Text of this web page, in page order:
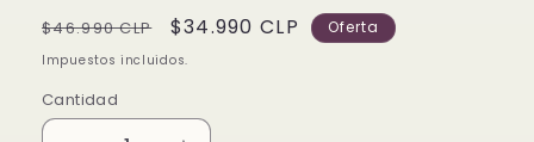
Precio
habitual
$46.990 CLP
Precio
de
$34.990 CLP Oferta
Impuestos incluidos.
Cantidad